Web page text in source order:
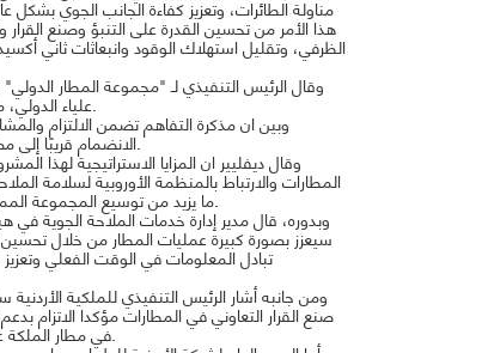
مناولة الطائرات، وتعزيز كفاءة الجانب الجوي
هذا الأمر من تحسين القدرة على التنبؤ وصنع
الظرفي، وتقليل استهلاك الوقود وانبعاثات ثاني
وقال الرئيس التنفيذي لـ "مجموعة المطار
علياء الدولي، ما يعزز مكانته بوصفه مطارا إقليميا رائدا وصديقًا للمناخ يتماشى مع معايير الطيران العالمية.
وبين ان مذكرة التفاهم تضمن الالتزام
الانضمام قريبًا إلى مصاف المطارات ذات المستوى العالمي التي تستخدم نظام صنع القرار التعاوني في المطارات.
وقال ديفليير ان المزايا الاستراتيجية لهذا
المطارات والارتباط بالمنظمة الأوروبية لسلامة
ما يزيد من توسيع المجموعة الممتدة من المزايا المتوقع أن يجلبها هذا المشروع إلى البوابة الجوية الرئيسية للأردن على العالم.
وبدوره، قال مدير إدارة خدمات الملاحة الجوية
سيعزز بصورة كبيرة عمليات المطار من خلال
تبادل المعلومات في الوقت الفعلي وتعزيز
ومن جانبه أشار الرئيس التنفيذي للملكية
صنع القرار التعاوني في المطارات مؤكدا الاتزام
في مطار الملكة علياء الدولي وفاعليتها، بما يتماشى مع استراتيجية الملكية الأردنية ومؤشرات الأداء الرئيسية.